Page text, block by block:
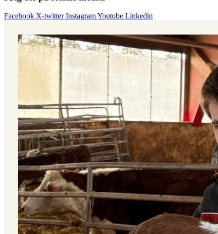
Facebook X-twitter InstagramYoutube Linkedin